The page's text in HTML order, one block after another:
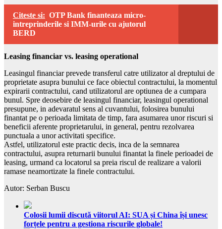
Citeste si: OTP Bank finanteaza micro-
intreprinderile si IMM-urile cu ajutorul
BERD
Leasing financiar vs. leasing operational
Leasingul financiar prevede transferul catre utilizator al dreptului de
proprietate asupra bunului ce face obiectul contractului, la momentul
expirarii contractului, cand utilizatorul are optiunea de a cumpara
bunul. Spre deosebire de leasingul financiar, leasingul operational
presupune, in adevaratul sens al cuvantului, folosirea bunului
finantat pe o perioada limitata de timp, fara asumarea unor riscuri si
beneficii aferente proprietarului, in general, pentru rezolvarea
punctuala a unor activitati specifice.
Astfel, utilizatorul este practic decis, inca de la semnarea
contractului, asupra returnarii bunului finantat la finele perioadei de
leasing, urmand ca locatorul sa preia riscul de realizare a valorii
ramase neamortizate la finele contractului.
Autor: Serban Buscu
Colosii lumii discută viitorul AI: SUA și China își unesc
forțele pentru a gestiona riscurile globale!